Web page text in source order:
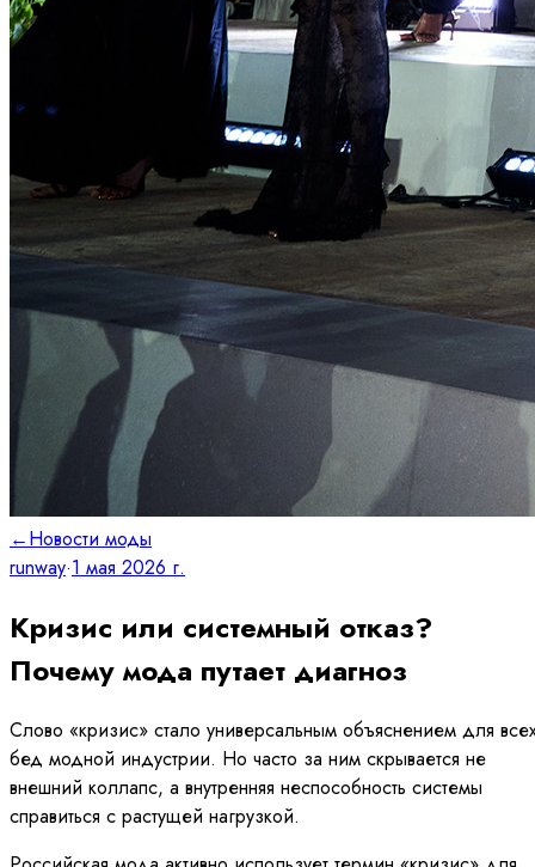
←Новости моды
runway·1 мая 2026 г.
Кризис или системный отказ?
Почему мода путает диагноз
Слово «кризис» стало универсальным объяснением для
бед модной индустрии. Но часто за ним скрывается не
внешний коллапс, а внутренняя неспособность системы
справиться с растущей нагрузкой.